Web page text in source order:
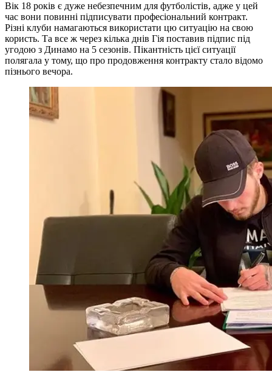
Вік 18 років є дуже небезпечним для футболістів, адже у цей
час вони повинні підписувати професіональний контракт.
Різні клуби намагаються використати цю ситуацію на свою
користь. Та все ж через кілька днів Гія поставив підпис під
угодою з Динамо на 5 сезонів. Пікантність цієї ситуації
полягала у тому, що про продовження контракту стало відомо
пізнього вечора.